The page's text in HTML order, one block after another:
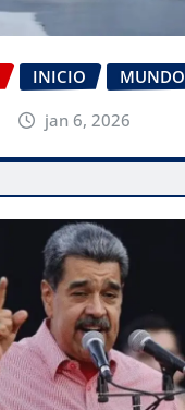
INICIO
MUNDO
jan 6, 2026